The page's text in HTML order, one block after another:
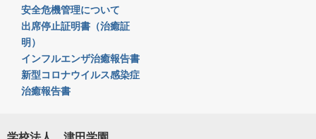
安全危機管理について
出席停止証明書（治癒証
明）
インフルエンザ治癒報告書
新型コロナウイルス感染症
治癒報告書